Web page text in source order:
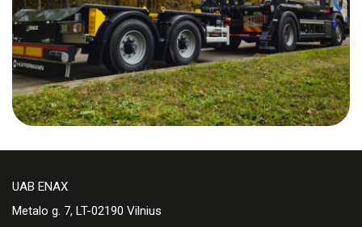
UAB ENAX
Metalo g. 7, LT-02190 Vilnius